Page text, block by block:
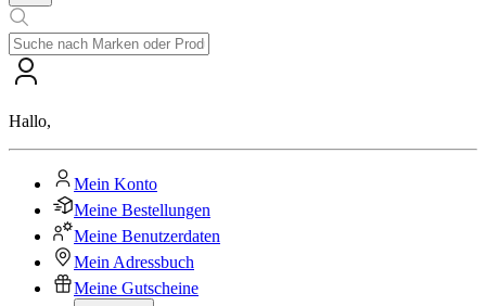
Hallo,
Mein Konto
Meine Bestellungen
Meine Benutzerdaten
Mein Adressbuch
Meine Gutscheine